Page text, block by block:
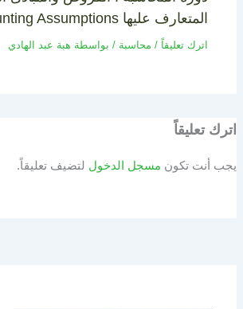
المتعارف عليها Accounting Assumptions
اترك تعليقاً / محاسبة / بواسطة هبة عبد الهادي
اترك تعليقاً
يجب أنت تكون مسجل الدخول لتضيف تعليقاً.